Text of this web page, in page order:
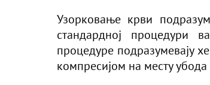
Узорковање крви
стандардној процедури
процедуре подразумевају
компресијом на месту